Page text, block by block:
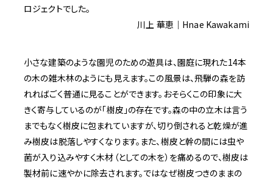
ロジェクトでした。
川上 華恵｜Hnae Kawakami
小さな建築のような園児のための遊具は、園庭に現れた14本
の木の雑木林のようにも見えます。この風景は、飛騨の森を訪
れればごく普通に見ることができます。おそらくこの印象に大
きく寄与しているのが「樹皮」の存在です。森の中の立木は言う
までもなく樹皮に包まれていますが、切り倒されると乾燥が進
み樹皮は脱落しやすくなります。また、樹皮と幹の間には虫や
菌が入り込みやすく木材（としての木を）を痛めるので、樹皮は
製材前に速やかに除去されます。ではなぜ樹皮つきのままの